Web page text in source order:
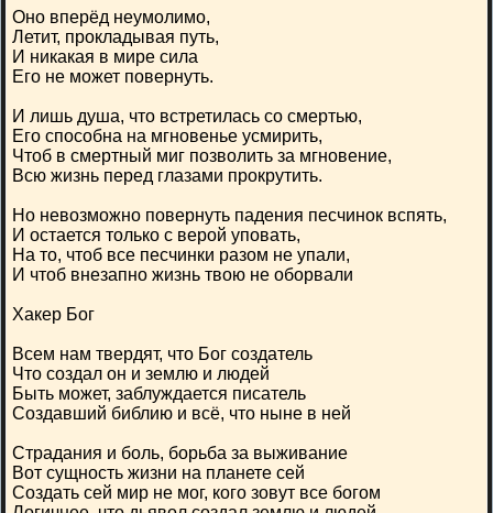
Оно вперёд неумолимо,
Летит, прокладывая путь,
И никакая в мире сила
Его не может повернуть.
И лишь душа, что встретилась со смертью,
Его способна на мгновенье усмирить,
Чтоб в смертный миг позволить за мгновение,
Всю жизнь перед глазами прокрутить.
Но невозможно повернуть падения песчинок вспять,
И остается только с верой уповать,
На то, чтоб все песчинки разом не упали,
И чтоб внезапно жизнь твою не оборвали
Хакер Бог
Всем нам твердят, что Бог создатель
Что создал он и землю и людей
Быть может, заблуждается писатель
Создавший библию и всё, что ныне в ней
Страдания и боль, борьба за выживание
Вот сущность жизни на планете сей
Создать сей мир не мог, кого зовут все богом